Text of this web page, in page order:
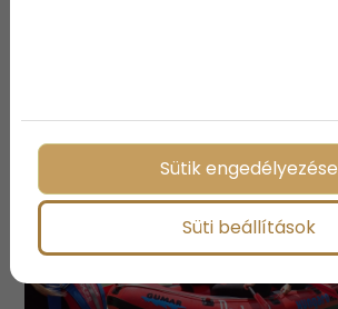
Sütik engedélyezése
Süti beállítások